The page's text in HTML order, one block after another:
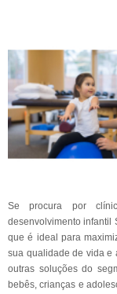
Se procura por
desenvolvimento infantil
que é ideal para
sua qualidade de vida e
outras soluções do
bebês, crianças e